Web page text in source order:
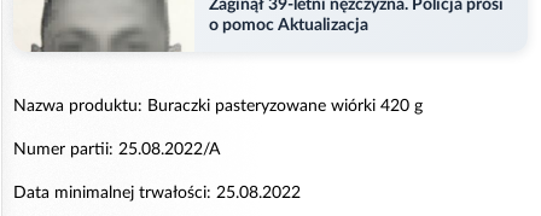
Zaginął 39-letni nężczyzna. Policja prosi
o pomoc Aktualizacja
Nazwa produktu: Buraczki pasteryzowane wiórki 420 g
Numer partii: 25.08.2022/A
Data minimalnej trwałości: 25.08.2022